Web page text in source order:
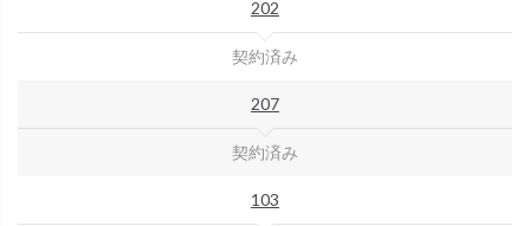
202
契約済み
207
契約済み
103